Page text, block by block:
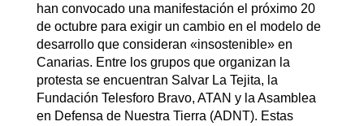
han convocado una manifestación el próximo 20
de octubre para exigir un cambio en el modelo de
desarrollo que consideran «insostenible» en
Canarias. Entre los grupos que organizan la
protesta se encuentran Salvar La Tejita, la
Fundación Telesforo Bravo, ATAN y la Asamblea
en Defensa de Nuestra Tierra (ADNT). Estas